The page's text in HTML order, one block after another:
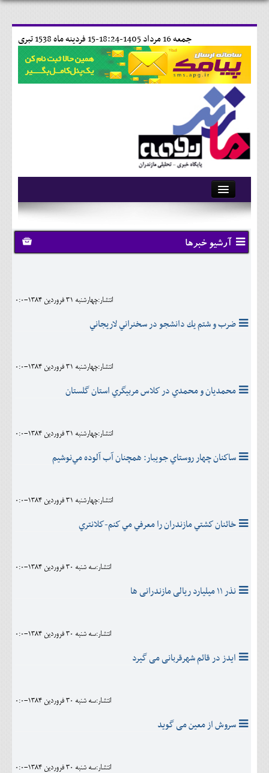
15 فردينه ماه 1538 تبری جمعه 16 مرداد 1405-18:24-
آرشیو
تماس با ما
وبلاگ
کلینیک
آرشیو خبرها
انتشار:چهارشنبه 31 فروردين 1384-0:0
ضرب و شتم يك دانشجو در سخنراني لاريجاني
انتشار:چهارشنبه 31 فروردين 1384-0:0
محمديان و محمدي در كلاس مربيگري استان گلستان
انتشار:چهارشنبه 31 فروردين 1384-0:0
ساكنان چهار روستاي جويبار: همچنان آب آلوده مي‌نوشيم
انتشار:چهارشنبه 31 فروردين 1384-0:0
خائنان كشتي مازندران را معرفي مي كنم-كلانتري
انتشار:سه شنبه 30 فروردين 1384-0:0
نذر ‪ ۱۱‬ميليارد ريالی مازندرانی ها
انتشار:سه شنبه 30 فروردين 1384-0:0
ایدز در قائم شهرقربانی می گیرد
انتشار:سه شنبه 30 فروردين 1384-0:0
سروش از معین می گوید
انتشار:سه شنبه 30 فروردين 1384-0:0